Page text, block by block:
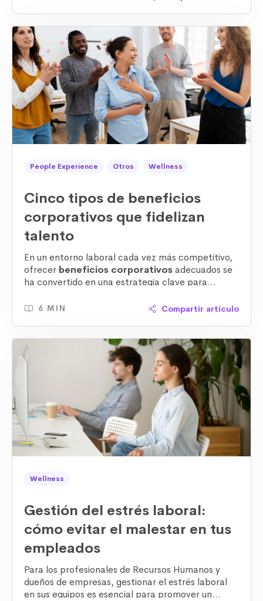
satisfacción laboral
y lograr una mayor
retención de talento.
People Experience Otros Wellness
Cinco tipos de beneficios
corporativos que fidelizan
talento
En un entorno laboral cada vez más competitivo,
ofrecer beneficios corporativosadecuados se
ha convertido en una estrategia clave para
pueden marcar la diferencia en la retención de
tipos de beneficios corporativos que tu empresa
puede considerar para lograrlo.
6 MIN Compartir artículo
Wellness
Gestión del estrés laboral:
cómo evitar el malestar en tus
empleados
Para los profesionales de Recursos Humanos y
dueños de empresas, gestionar el estrés laboral
en sus equipos es esencial para promover un